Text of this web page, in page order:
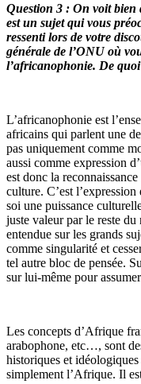
Question 3 : On voit bien
est un sujet qui vous
ressenti lors de votre
générale de l’ONU où
l’africanophonie. De
L’africanophonie est
africains qui parlent une
pas uniquement comme
aussi comme expression
est donc la
culture. C’est
soi une puissance
juste valeur par le reste
entendue sur les grands
comme singularité et
tel autre bloc de pensée.
sur lui-même pour
Les concepts d’Afrique
arabophone, etc…, sont
historiques et
simplement l’Afrique. Il